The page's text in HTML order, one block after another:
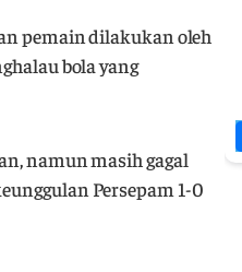
pemain dilakukan oleh
bola yang
namun masih gagal
Persepam 1-0